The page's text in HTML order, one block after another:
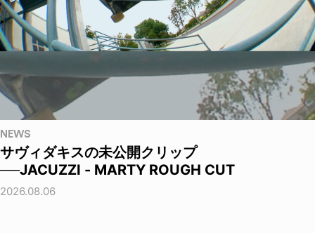
NEWS
サヴィダキスの未公開クリップ
──JACUZZI - MARTY ROUGH CUT
2026.08.06